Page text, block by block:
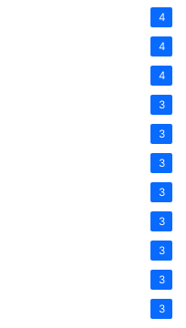
4
4
4
3
3
3
3
3
3
3
3